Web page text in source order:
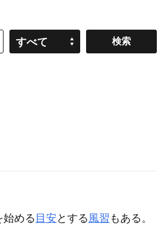
すべて
始める 目安 とする風習 もある。